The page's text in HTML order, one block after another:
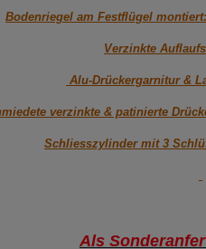
Bodenriegel am Festflügel
Verzinkte
Alu-Drückergarnitur &
verzinkte & patinierte
Schliesszylinder mit 3
Als